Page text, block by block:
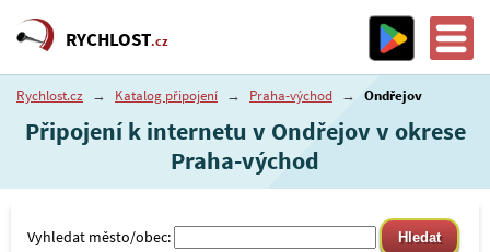
RYCHLOST.cz
Rychlost.cz → Katalog připojení → Praha-východ → Ondřejov
Připojení k internetu v Ondřejov v okrese
Praha-východ
Vyhledat město/obec: